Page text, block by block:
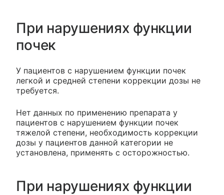
При нарушениях функции
почек
У пациентов с нарушением функции почек
легкой и средней степени коррекции дозы не
требуется.
Нет данных по применению препарата у
пациентов с нарушением функции почек
тяжелой степени, необходимость коррекции
дозы у пациентов данной категории не
установлена, применять с осторожностью.
При нарушениях функции